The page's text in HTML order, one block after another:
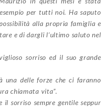
per tutti noi. Ha saputo
alla propria famiglia e
e di dargli l’ultimo saluto nel
sorriso ed il suo grande
una delle forze che ci faranno
chiamata vita”.
sorriso sempre gentile seppur